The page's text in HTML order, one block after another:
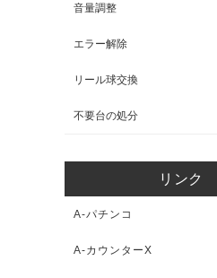
音量調整
エラー解除
リール球交換
不要台の処分
リンク
A-パチンコ
A-カウンターX